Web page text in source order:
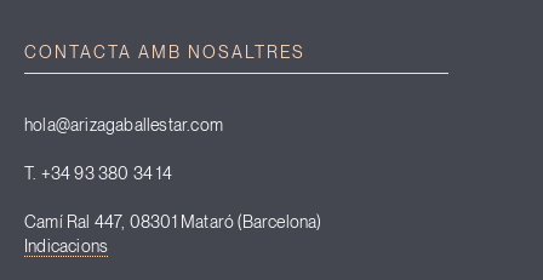
CONTACTA AMB NOSALTRES
hola@arizagaballestar.com
T. +34 93 380 34 14
Camí Ral 447, 08301 Mataró (Barcelona)
Indicacions